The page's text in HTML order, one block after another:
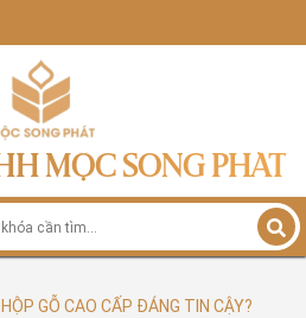
MỘC SONG PHÁT
GỖ CAO CẤP ĐÁNG TIN CẬY?